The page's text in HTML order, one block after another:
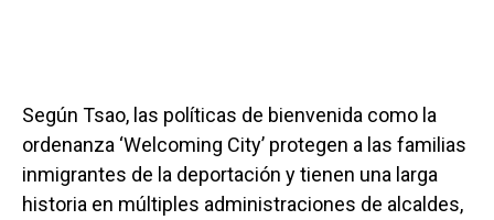
Según Tsao, las políticas de bienvenida como la
ordenanza ‘Welcoming City’ protegen a las familias
inmigrantes de la deportación y tienen una larga
historia en múltiples administraciones de alcaldes,